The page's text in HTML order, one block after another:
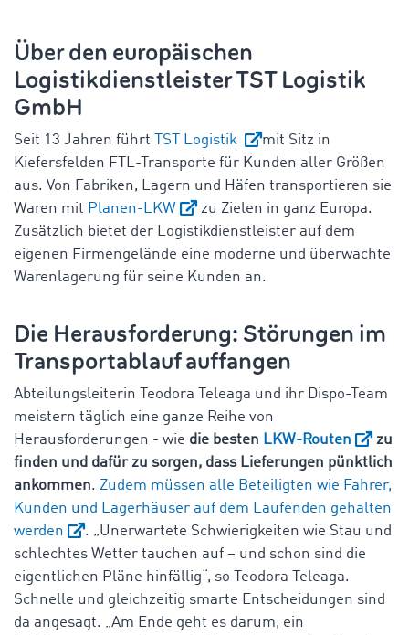
Über den europäischen
Logistikdienstleister TST Logistik
GmbH
Seit 13 Jahren führt TST Logistik
mit Sitz in
Kiefersfelden FTL-Transporte für Kunden aller Größen
aus. Von Fabriken, Lagern und Häfen transportieren sie
Waren mit Planen-LKW
zu Zielen in ganz Europa.
Zusätzlich bietet der Logistikdienstleister auf dem
eigenen Firmengelände eine moderne und überwachte
Warenlagerung für seine Kunden an.
Die Herausforderung: Störungen im
Transportablauf auffangen
Abteilungsleiterin Teodora Teleaga und ihr Dispo-Team
meistern täglich eine ganze Reihe von
Herausforderungen - wie die besten LKW-Routen
zu
finden und dafür zu sorgen, dass Lieferungen pünktlich
ankommen. Zudem müssen alle Beteiligten wie Fahrer,
Kunden und Lagerhäuser auf dem Laufenden gehalten
werden
. „Unerwartete Schwierigkeiten wie Stau und
schlechtes Wetter tauchen auf – und schon sind die
eigentlichen Pläne hinfällig“, so Teodora Teleaga.
Schnelle und gleichzeitig smarte Entscheidungen sind
da angesagt. „Am Ende geht es darum, ein